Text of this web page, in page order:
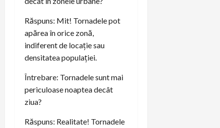
Răspuns: Mit! Tornadele pot
apărea în orice zonă,
indiferent de locație sau
densitatea populației.
Întrebare: Tornadele sunt mai
periculoase noaptea decât
ziua?
Răspuns: Realitate! Tornadele